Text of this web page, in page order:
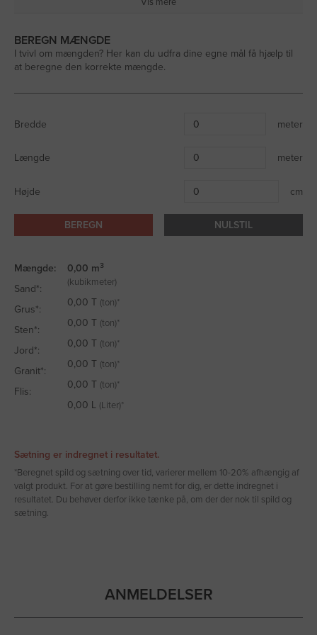
udregne hvor stor en mængde hvide ærtesten, du skal bruge.
Vi anbefaler, at du lægger et lag hvide ærtesten som belægning
Vis mere
BEREGN MÆNGDE
I tvivl om mængden? Her kan du udfra dine egne mål få hjælp til
at beregne den korrekte mængde.
Bredde meter
Længde meter
Højde cm
BEREGN NULSTIL
Mængde:
Sand*:
Grus*:
Sten*:
Jord*:
Granit*:
Flis:
0,00 m3
(kubikmeter)
0,00 T (ton)*
0,00 T (ton)*
0,00 T (ton)*
0,00 T (ton)*
0,00 T (ton)*
0,00 L (Liter)*
Sætning er indregnet i resultatet.
*Beregnet spild og sætning over tid, varierer mellem 10-20% afhængig af
valgt produkt. For at gøre bestilling nemt for dig, er dette indregnet i
resultatet. Du behøver derfor ikke tænke på, om der der nok til spild og
sætning.
ANMELDELSER